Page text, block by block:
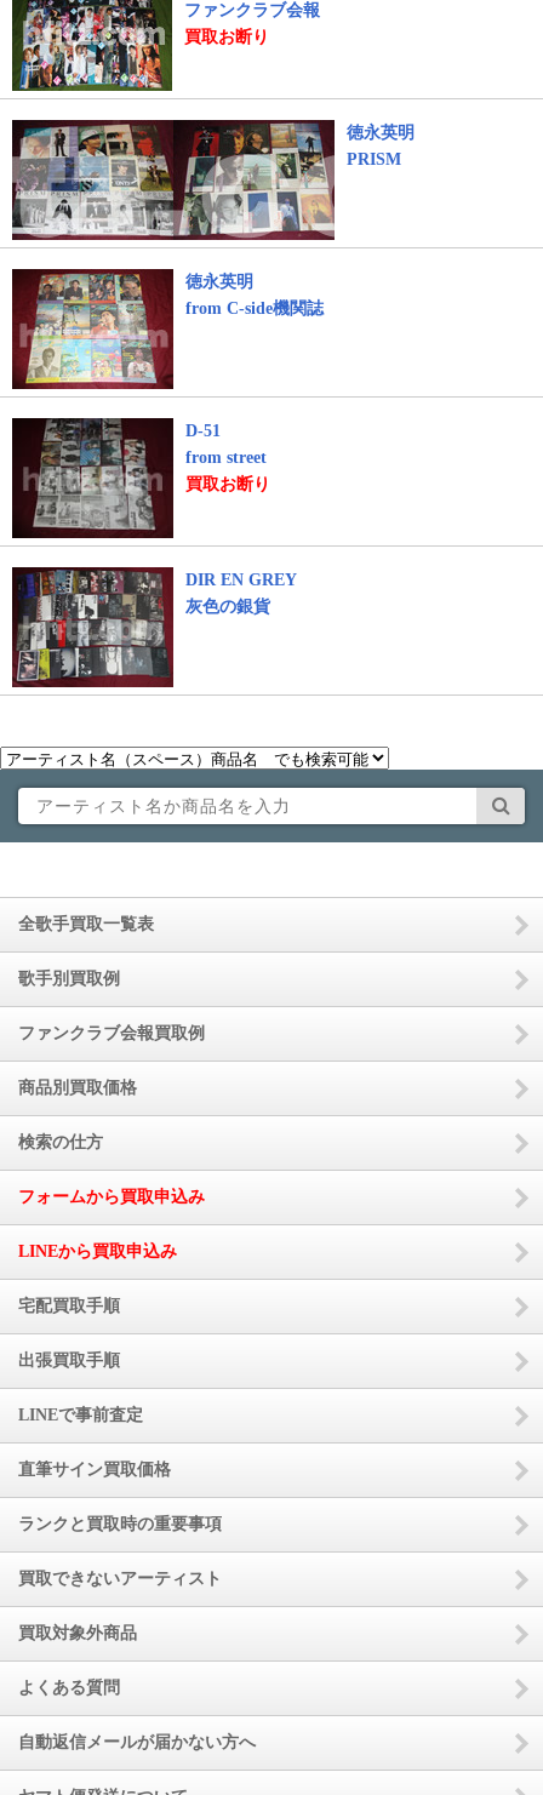
ファンクラブ会報
買取お断り
徳永英明
PRISM
徳永英明
from C-side機関誌
D-51
from street
買取お断り
DIR EN GREY
灰色の銀貨
全歌手買取一覧表
歌手別買取例
ファンクラブ会報買取例
商品別買取価格
検索の仕方
フォームから買取申込み
LINEから買取申込み
宅配買取手順
出張買取手順
LINEで事前査定
直筆サイン買取価格
ランクと買取時の重要事項
買取できないアーティスト
買取対象外商品
よくある質問
自動返信メールが届かない方へ